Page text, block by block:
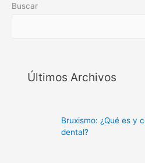
Buscar
Últimos Archivos
Bruxismo: ¿Qué es y
dental?